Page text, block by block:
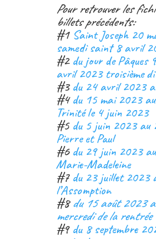
Pour retrouver les
billets précédents:
#1 Saint Joseph 20
samedi saint 8 avril
#2 du jour de
avril 2023 troisième
#3du 24 avril 2023
#4du 15 mai 2023
Trinité le 4 juin 2023
#5 du 5 juin 2023 au
Pierre et Paul
#6 du 29 juin 2023
Marie-Madeleine
#7du 23 juillet 2023
l’Assomption
#8du 15 août 2023
mercredi de la rentrée
#9 du 8 septembre